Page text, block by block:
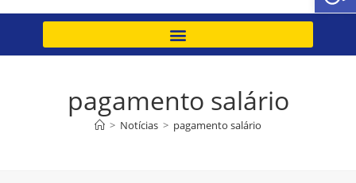
pagamento salário
> Notícias > pagamento salário